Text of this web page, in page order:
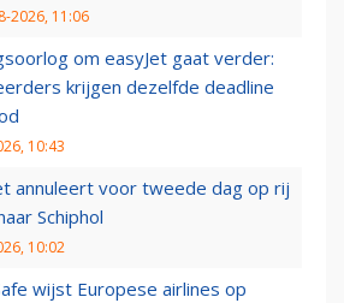
2026, 11:06
om easyJet gaat verder:
krijgen dezelfde deadline
10:43
annuleert voor tweede dag op rij
Schiphol
10:02
wijst Europese airlines op